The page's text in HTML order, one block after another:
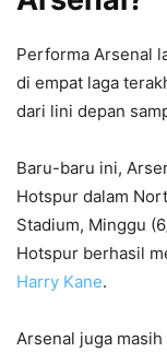
Performa Arsenal
di empat laga
dari lini depan
Baru-baru ini,
Hotspur dalam
Stadium, Minggu
Hotspur berhasil
Harry Kane.
Arsenal juga